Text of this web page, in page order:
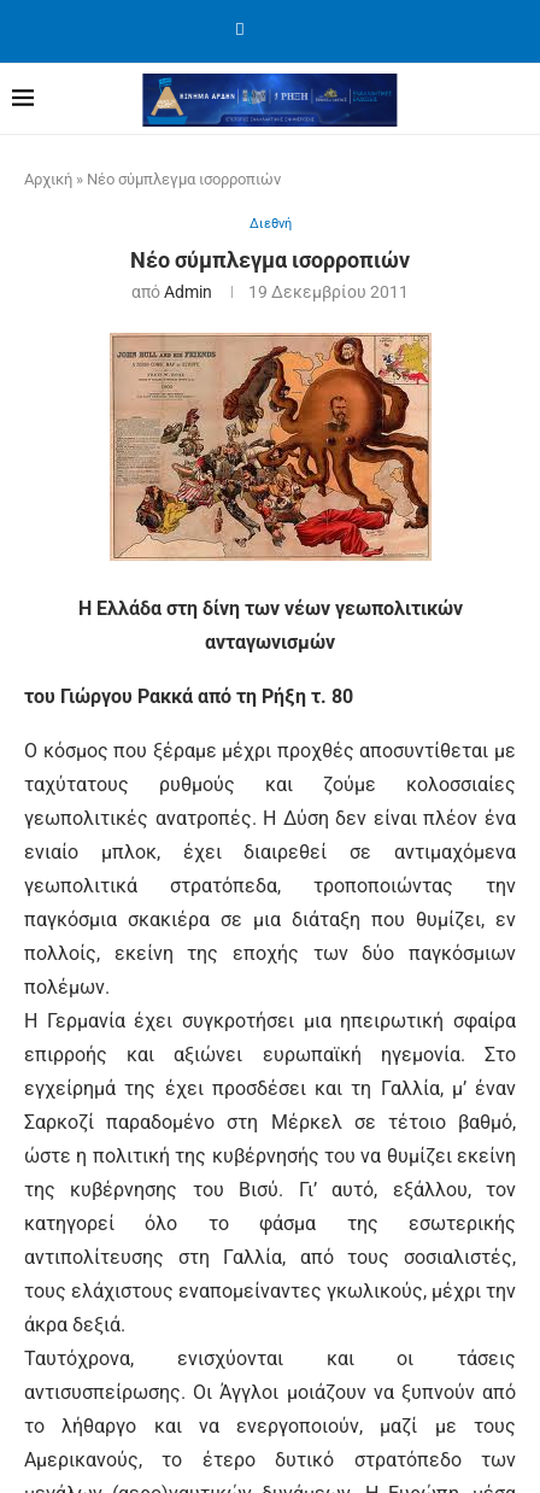
Αρχική » Νέο σύμπλεγμα ισορροπιών
Διεθνή
Νέο σύμπλεγμα ισορροπιών
απόAdmin 19 Δεκεμβρίου 2011
Η Ελλάδα στη δίνη των νέων γεωπολιτικών
ανταγωνισμών
του Γιώργου Ρακκά από τη Ρήξη τ. 80
Ο κόσμος που ξέραμε μέχρι προχθές αποσυντίθεται με
ταχύτατους ρυθμούς και ζούμε κολοσσιαίες
γεωπολιτικές ανατροπές. Η Δύση δεν είναι πλέον ένα
ενιαίο μπλοκ, έχει διαιρεθεί σε αντιμαχόμενα
γεωπολιτικά στρατόπεδα, τροποποιώντας την
παγκόσμια σκακιέρα σε μια διάταξη που θυμίζει, εν
πολλοίς, εκείνη της εποχής των δύο παγκόσμιων
πολέμων.
Η Γερμανία έχει συγκροτήσει μια ηπειρωτική σφαίρα
επιρροής και αξιώνει ευρωπαϊκή ηγεμονία. Στο
εγχείρημά της έχει προσδέσει και τη Γαλλία, μ’ έναν
Σαρκοζί παραδομένο στη Μέρκελ σε τέτοιο βαθμό,
ώστε η πολιτική της κυβέρνησής του να θυμίζει εκείνη
της κυβέρνησης του Βισύ. Γι’ αυτό, εξάλλου, τον
κατηγορεί όλο το φάσμα της εσωτερικής
αντιπολίτευσης στη Γαλλία, από τους σοσιαλιστές,
τους ελάχιστους εναπομείναντες γκωλικούς, μέχρι την
άκρα δεξιά.
Ταυτόχρονα, ενισχύονται και οι τάσεις
αντισυσπείρωσης. Οι Άγγλοι μοιάζουν να ξυπνούν από
το λήθαργο και να ενεργοποιούν, μαζί με τους
Αμερικανούς, το έτερο δυτικό στρατόπεδο των